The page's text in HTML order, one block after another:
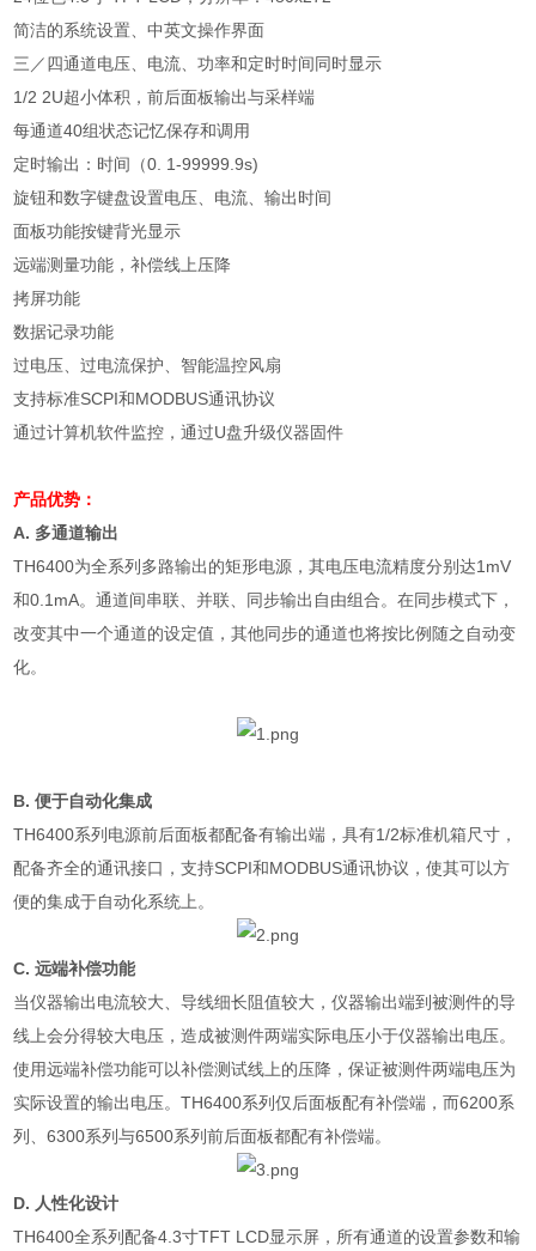
简洁的系统设置、中英文操作界面
三／四通道电压、电流、功率和定时时间同时显示
1/2 2U超小体积，前后面板输出与采样端
每通道40组状态记忆保存和调用
定时输出：时间（0. 1-99999.9s)
旋钮和数字键盘设置电压、电流、输出时间
面板功能按键背光显示
远端测量功能，补偿线上压降
拷屏功能
数据记录功能
过电压、过电流保护、智能温控风扇
支持标准SCPI和MODBUS通讯协议
通过计算机软件监控，通过U盘升级仪器固件
产品优势：
A. 多通道输出
TH6400为全系列多路输出的矩形电源，其电压电流精度分别达1mV
和0.1mA。通道间串联、并联、同步输出自由组合。在同步模式下，
改变其中一个通道的设定值，其他同步的通道也将按比例随之自动变
化。
B.便于自动化集成
TH6400系列电源前后面板都配备有输出端，具有1/2标准机箱尺寸，
配备齐全的通讯接口，支持SCPI和MODBUS通讯协议，使其可以方
便的集成于自动化系统上。
C.远端补偿功能
当仪器输出电流较大、导线细长阻值较大，仪器输出端到被测件的导
线上会分得较大电压，造成被测件两端实际电压小于仪器输出电压。
使用远端补偿功能可以补偿测试线上的压降，保证被测件两端电压为
实际设置的输出电压。TH6400系列仅后面板配有补偿端，而6200系
列、6300系列与6500系列前后面板都配有补偿端。
D. 人性化设计
TH6400全系列配备4.3寸TFT LCD显示屏，所有通道的设置参数和输